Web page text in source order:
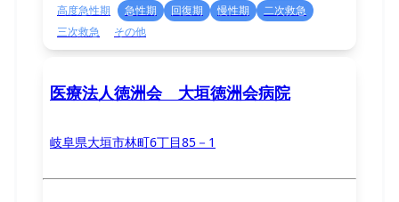
高度急性期 急性期 回復期 慢性期
二次救急
三次救急
その他
医療法人徳洲会 大垣徳洲会病院
岐阜県大垣市林町6丁目85－1